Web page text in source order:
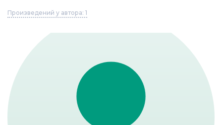
Произведений у автора: 1